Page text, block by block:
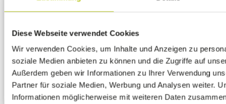
Diese Webseite verwendet Cookies
Wir verwenden Cookies, um Inhalte und Anzeigen zu
soziale Medien anbieten zu können und die Zugriffe auf
Außerdem geben wir Informationen zu Ihrer Verwendung
Partner für soziale Medien, Werbung und Analysen weiter.
Informationen möglicherweise mit weiteren Daten
Die Fehlerliste lässt sich auch erzeugen, wenn andere
Stationen aktiv sind. Starten Sie wie gewohnt die
Probeabrechnung mit<F2 Start>. Bei Meldung wählen
Sie “Nur Fehlerliste erzeugen” so kann an den anderen
Stationen weitergearbeitet werden.